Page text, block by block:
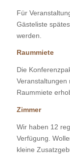
Für
Gästeliste
werden.
Raummiete
Die
Veranstaltungen
Raummiete
Zimmer
Wir haben 12
Verfügung.
kleine